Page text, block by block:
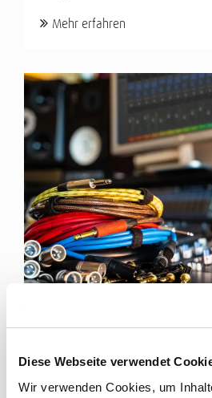
Diese Webseite verwendet
Wir verwenden Cookies, um
Mehr erfahren
FÜR JEDE RECORDING
KABEL
Cordial Kabel für